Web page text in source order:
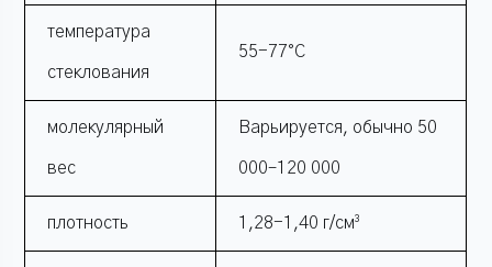
температура
стеклования
55-77°С
молекулярный
вес
Варьируется, обычно 50
000–120 000
плотность 1,28-1,40 г/см³